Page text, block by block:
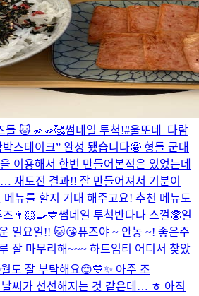
들 🐱🫳🫳🥰썸네일 투척!#울또네_다람
스테이크” 완성 됐습니다🤩 형들 군대
이용해서 한번 만들어본적은 있었는데
재도전 결과!! 잘 만들어져서 기분이
뉴를 할지 기대 해주고요! 추천 메뉴도
즈👨🏻‍🍳💙썸네일 투척반다나 스껄🥸일
일요일!! 🐱😘퓨즈야 ~ 안농 ~! 좋은주
잘 마무리해~~~ 하트임티 어디서 찾았
도 잘 부탁해요😌💙✨ 아주 조
씨가 선선해지는 것 같은데… ㅎ 아직